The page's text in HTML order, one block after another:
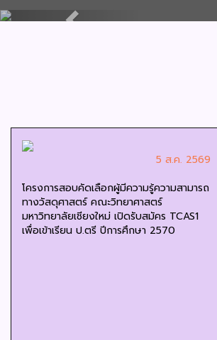
Previous
5 ส.ค. 2569
โครงการสอบคัดเลือกผู้มีความรู้ความสามารถ
ทางวัสดุศาสตร์ คณะวิทยาศาสตร์
มหาวิทยาลัยเชียงใหม่ เปิดรับสมัคร TCAS1
เพื่อเข้าเรียน ป.ตรี ปีการศึกษา 2570